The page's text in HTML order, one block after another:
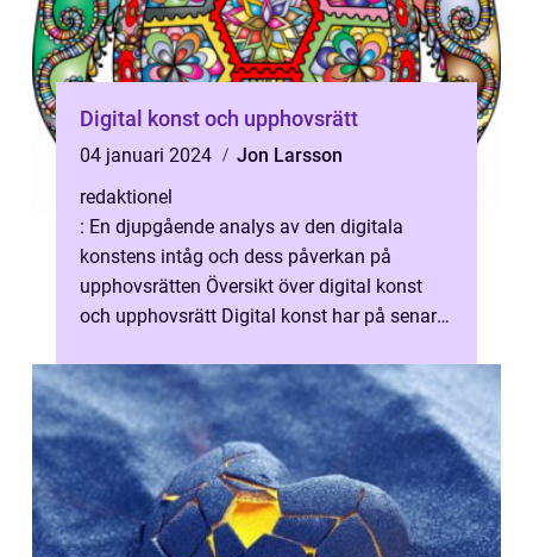
Digital konst och upphovsrätt
04 januari 2024
Jon Larsson
redaktionel
: En djupgående analys av den digitala
konstens intåg och dess påverkan på
upphovsrätten Översikt över digital konst
och upphovsrätt Digital konst har på senare